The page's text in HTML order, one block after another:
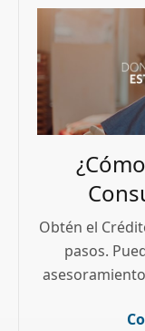
Obtén el
pasos.